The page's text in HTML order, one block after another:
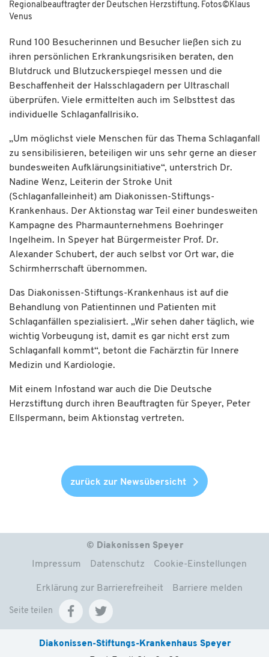
Regionalbeauftragter der Deutschen Herzstiftung. Fotos©Klaus
Venus
Rund 100 Besucherinnen und Besucher ließen sich zu
ihren persönlichen Erkrankungsrisiken beraten, den
Blutdruck und Blutzuckerspiegel messen und die
Beschaffenheit der Halsschlagadern per Ultraschall
überprüfen. Viele ermittelten auch im Selbsttest das
individuelle Schlaganfallrisiko.
„Um möglichst viele Menschen für das Thema Schlaganfall
zu sensibilisieren, beteiligen wir uns sehr gerne an dieser
bundesweiten Aufklärungsinitiative“, unterstrich Dr.
Nadine Wenz, Leiterin der Stroke Unit
(Schlaganfalleinheit) am Diakonissen-Stiftungs-
Krankenhaus. Der Aktionstag war Teil einer bundesweiten
Kampagne des Pharmaunternehmens Boehringer
Ingelheim. In Speyer hat Bürgermeister Prof. Dr.
Alexander Schubert, der auch selbst vor Ort war, die
Schirmherrschaft übernommen.
Das Diakonissen-Stiftungs-Krankenhaus ist auf die
Behandlung von Patientinnen und Patienten mit
Schlaganfällen spezialisiert. „Wir sehen daher täglich, wie
wichtig Vorbeugung ist, damit es gar nicht erst zum
Schlaganfall kommt“, betont die Fachärztin für Innere
Medizin und Kardiologie.
Mit einem Infostand war auch die Die Deutsche
Herzstiftung durch ihren Beauftragten für Speyer, Peter
Ellspermann, beim Aktionstag vertreten.
zurück zur Newsübersicht
© Diakonissen Speyer
Impressum Datenschutz Cookie-Einstellungen
Erklärung zur Barrierefreiheit Barriere melden
Seite teilen
Diakonissen-Stiftungs-Krankenhaus Speyer